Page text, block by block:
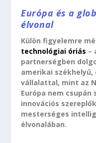
Európa és a
élvonal
Külön figyelemre
technológiai óriás –
partnerségben
amerikai
vállalattal, mint az
Európa nem csupán
innovációs
mesterséges
élvonalában.